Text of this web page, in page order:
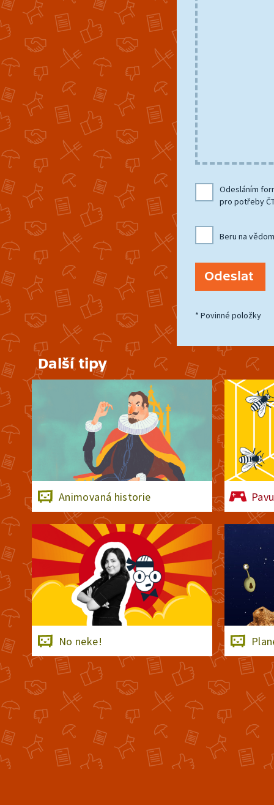
Odesláním
pro potřeby
Beru na
* Povinné položky
Další tipy
Animovaná historie
No neke!